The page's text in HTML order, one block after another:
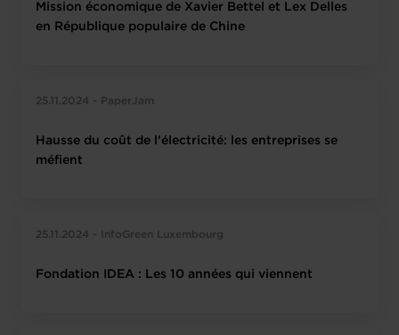
Mission économique de Xavier Bettel et Lex Delles
en République populaire de Chine
25.11.2024 - PaperJam
Hausse du coût de l’électricité: les entreprises se
méfient
25.11.2024 - InfoGreen Luxembourg
Fondation IDEA : Les 10 années qui viennent